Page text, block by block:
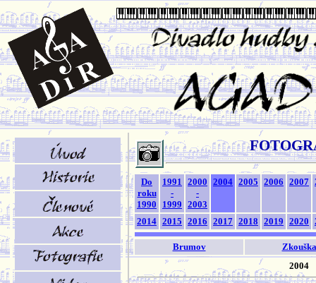
Do
roku
1990
1991
-
1999
2000
-
2003
2004 2005 2006 2007
2014 2015 2016 2017 2018 2019 2020
Brumov
Zkouška
2004